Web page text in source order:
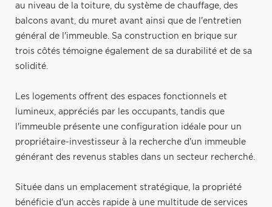
au niveau de la toiture, du système de chauffage, des
balcons avant, du muret avant ainsi que de l'entretien
général de l'immeuble. Sa construction en brique sur
trois côtés témoigne également de sa durabilité et de sa
solidité.
Les logements offrent des espaces fonctionnels et
lumineux, appréciés par les occupants, tandis que
l'immeuble présente une configuration idéale pour un
propriétaire-investisseur à la recherche d'un immeuble
générant des revenus stables dans un secteur recherché.
Située dans un emplacement stratégique, la propriété
bénéficie d'un accès rapide à une multitude de services